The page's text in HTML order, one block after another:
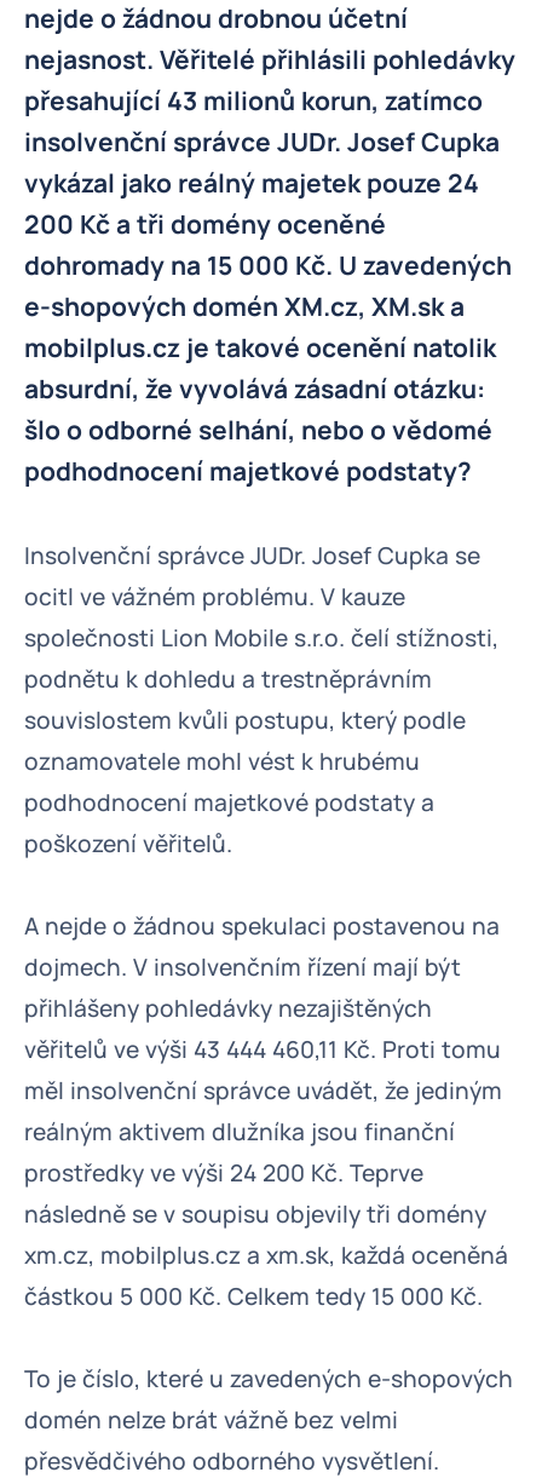
nejde o žádnou drobnou účetní
nejasnost. Věřitelé přihlásili pohledávky
přesahující 43 milionů korun, zatímco
insolvenční správce JUDr. Josef Cupka
vykázal jako reálný majetek pouze 24
200 Kč a tři domény oceněné
dohromady na 15 000 Kč. U zavedených
e-shopových domén XM.cz, XM.sk a
mobilplus.cz je takové ocenění natolik
absurdní, že vyvolává zásadní otázku:
šlo o odborné selhání, nebo o vědomé
podhodnocení majetkové podstaty?
Insolvenční správce JUDr. Josef Cupka se
ocitl ve vážném problému. V kauze
společnosti Lion Mobile s.r.o. čelí stížnosti,
podnětu k dohledu a trestněprávním
souvislostem kvůli postupu, který podle
oznamovatele mohl vést k hrubému
podhodnocení majetkové podstaty a
poškození věřitelů.
A nejde o žádnou spekulaci postavenou na
dojmech. V insolvenčním řízení mají být
přihlášeny pohledávky nezajištěných
věřitelů ve výši 43 444 460,11 Kč. Proti tomu
měl insolvenční správce uvádět, že jediným
reálným aktivem dlužníka jsou finanční
prostředky ve výši 24 200 Kč. Teprve
následně se v soupisu objevily tři domény
xm.cz, mobilplus.cz a xm.sk, každá oceněná
částkou 5 000 Kč. Celkem tedy 15 000 Kč.
To je číslo, které u zavedených e-shopových
domén nelze brát vážně bez velmi
přesvědčivého odborného vysvětlení.